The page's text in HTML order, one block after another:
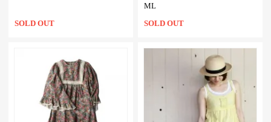
SOLD OUT
ML
SOLD OUT